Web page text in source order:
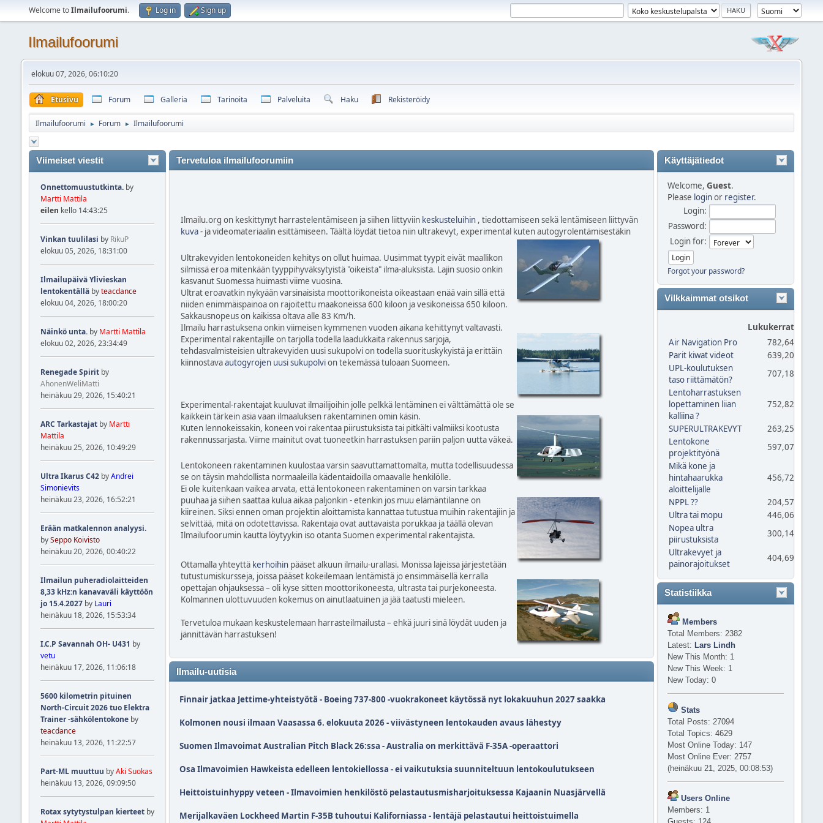
Welcome toIlmailufoorumi. Log in Sign up
Ilmailufoorumi
elokuu 07, 2026, 06:10:20
Etusivu Forum Galleria Tarinoita Palveluita Haku Rekisteröidy
Ilmailufoorumi ► Forum ► Ilmailufoorumi
Viimeiset viestit
Onnettomuustutkinta.by
Martti Mattila
eilen kello 14:43:25
Vinkan tuulilasi by RikuP
elokuu 05, 2026, 18:31:00
Ilmailupäivä Ylivieskan
lentokentälläbyteacdance
elokuu 04, 2026, 18:00:20
Näinkö unta.by Martti Mattila
elokuu 02, 2026, 23:34:49
Renegade Spiritby
AhonenWeliMatti
heinäkuu 29, 2026, 15:40:21
ARC Tarkastajatby Martti
Mattila
heinäkuu 25, 2026, 10:49:29
Ultra Ikarus C42byAndrei
Simonievits
heinäkuu 23, 2026, 16:52:21
Erään matkalennon analyysi.
bySeppo Koivisto
heinäkuu 20, 2026, 00:40:22
Ilmailun puheradiolaitteiden
8,33 kHz:n kanavaväli käyttöön
jo 15.4.2027by Lauri
heinäkuu 18, 2026, 15:53:34
I.C.P Savannah OH- U431 by
vetu
heinäkuu 17, 2026, 11:06:18
5600 kilometrin pituinen
North-Circuit 2026 tuo Elektra
Trainer -sähkölentokoneby
teacdance
heinäkuu 13, 2026, 11:22:57
Part-ML muuttuu byAki Suokas
heinäkuu 13, 2026, 09:09:50
Rotax sytytystulpan kierteetby
Tervetuloa ilmailufoorumiin
Ilmailu.org on keskittynyt harrastelentämiseen ja siihen liittyviin keskusteluihin, tiedottamiseen sekä lentämiseen liittyvän
kuva- ja videomateriaalin esittämiseen. Täältä löydät tietoa niin ultrakevyt, experimental kuten autogyrolentämisestäkin
Ultrakevyiden lentokoneiden kehitys on ollut huimaa. Uusimmat tyypit eivät maallikon
silmissä eroa mitenkään tyyppihyväksytyistä "oikeista" ilma-aluksista. Lajin suosio onkin
kasvanut Suomessa huimasti viime vuosina.
Ultrat eroavatkin nykyään varsinaisista moottorikoneista oikeastaan enää vain sillä että
niiden enimmäispainoa on rajoitettu maakoneissa 600 kiloon ja vesikoneissa 650 kiloon.
Sakkausnopeus on kaikissa oltava alle 83 Km/h.
Ilmailu harrastuksena onkin viimeisen kymmenen vuoden aikana kehittynyt valtavasti.
Experimental rakentajille on tarjolla todella laadukkaita rakennus sarjoja,
tehdasvalmisteisien ultrakevyiden uusi sukupolvi on todella suorituskykyistä ja erittäin
kiinnostavaautogyrojen uusi sukupolvion tekemässä tuloaan Suomeen.
Experimental-rakentajat kuuluvat ilmailijoihin jolle pelkkä lentäminen ei välttämättä ole se
kaikkein tärkein asia vaan ilmaaluksen rakentaminen omin käsin.
Kuten lennokeissakin, koneen voi rakentaa piirustuksista tai pitkälti valmiiksi kootusta
rakennussarjasta. Viime mainitut ovat tuoneetkin harrastuksen pariin paljon uutta väkeä.
Lentokoneen rakentaminen kuulostaa varsin saavuttamattomalta, mutta todellisuudessa
se on täysin mahdollista normaaleilla kädentaidoilla omaavalle henkilölle.
Ei ole kuitenkaan vaikea arvata, että lentokoneen rakentaminen on varsin tarkkaa
puuhaa ja siihen saattaa kulua aikaa paljonkin - etenkin jos muu elämäntilanne on
kiireinen. Siksi ennen oman projektin aloittamista kannattaa tutustua muihin rakentajiin ja
selvittää, mitä on odotettavissa. Rakentaja ovat auttavaista porukkaa ja täällä olevan
Ilmailufoorumin kautta löytyykin iso otanta Suomen experimental rakentajista.
Ottamalla yhteyttä kerhoihinpääset alkuun ilmailu-urallasi. Monissa lajeissa järjestetään
tutustumiskursseja, joissa pääset kokeilemaan lentämistä jo ensimmäisellä kerralla
opettajan ohjauksessa – oli kyse sitten moottorikoneesta, ultrasta tai purjekoneesta.
Kolmannen ulottuvuuden kokemus on ainutlaatuinen ja jää taatusti mieleen.
Tervetuloa mukaan keskustelemaan harrasteilmailusta – ehkä juuri sinä löydät uuden ja
jännittävän harrastuksen!
Ilmailu-uutisia
Finnair jatkaa Jettime-yhteistyötä - Boeing 737-800 -vuokrakoneet käytössä nyt lokakuuhun 2027 saakka
Kolmonen nousi ilmaan Vaasassa 6. elokuuta 2026 - viivästyneen lentokauden avaus lähestyy
Suomen Ilmavoimat Australian Pitch Black 26:ssa - Australia on merkittävä F-35A -operaattori
Osa Ilmavoimien Hawkeista edelleen lentokiellossa - ei vaikutuksia suunniteltuun lentokoulutukseen
Heittoistuinhyppy veteen - Ilmavoimien henkilöstö pelastautusmisharjoituksessa Kajaanin Nuasjärvellä
Merijalkaväen Lockheed Martin F-35B tuhoutui Kaliforniassa - lentäjä pelastautui heittoistuimella
Käyttäjätiedot
Welcome,Guest.
Please loginor register.
Login:
Password:
Login for:
Forgot your password?
Vilkkaimmat otsikot
Lukukerrat
Air Navigation Pro
782,645
Parit kiwat videot
639,204
UPL-koulutuksen
taso riittämätön?
707,182
Lentoharrastuksen
lopettaminen liian
kalliina ?
752,829
SUPERULTRAKEVYT
263,259
Lentokone
projektityönä
597,073
Mikä kone ja
hintahaarukka
aloittelijalle
456,723
NPPL ??
204,572
Ultra tai mopu
446,066
Nopea ultra
piirustuksista
300,147
Ultrakevyet ja
painorajoitukset
404,694
Statistiikka
Members
Total Members: 2382
Latest: Lars Lindh
New This Month: 1
New This Week: 1
New Today: 0
Stats
Total Posts: 27094
Total Topics: 4629
Most Online Today: 147
Most Online Ever: 2757
(heinäkuu 21, 2025, 00:08:53)
Users Online
Members: 1